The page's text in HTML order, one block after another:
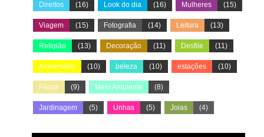
Direitos (16) Look do dia (16) Mulheres (15)
Viagem (15) Fotografia (14) Leitura (13)
Religião (13) Decoração (11) Desfile (11)
Aniversário (10) beleza (10) estações (10)
Férias (9) Meio Ambiente (8)
Jardinagem (5) Unhas (5) Joias (4)